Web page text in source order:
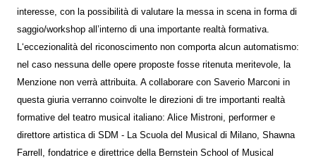
interesse, con la possibilità di valutare la messa in scena in forma di
saggio/workshop all’interno di una importante realtà formativa.
L‘eccezionalità del riconoscimento non comporta alcun automatismo:
nel caso nessuna delle opere proposte fosse ritenuta meritevole, la
Menzione non verrà attribuita. A collaborare con Saverio Marconi in
questa giuria verranno coinvolte le direzioni di tre importanti realtà
formative del teatro musical italiano: Alice Mistroni, performer e
direttore artistica di SDM - La Scuola del Musical di Milano, Shawna
Farrell, fondatrice e direttrice della Bernstein School of Musical